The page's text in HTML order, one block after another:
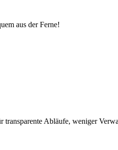
aus der Ferne!
Abläufe, weniger